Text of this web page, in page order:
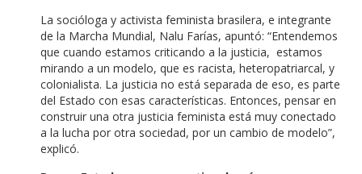
La socióloga y activista feminista brasilera, e integrante
de la Marcha Mundial, Nalu Farías, apuntó: “Entendemos
que cuando estamos criticando a la justicia, estamos
mirando a un modelo, que es racista, heteropatriarcal, y
colonialista. La justicia no está separada de eso, es parte
del Estado con esas características. Entonces, pensar en
construir una otra justicia feminista está muy conectado
a la lucha por otra sociedad, por un cambio de modelo”,
explicó.